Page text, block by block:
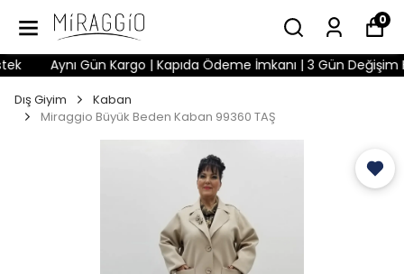
0
Aynı Gün Kargo | Kapıda Ödeme İmkanı | 3 Gün Değişim
Dış Giyim
Kaban
Miraggio Büyük Beden Kaban 99360 TAŞ